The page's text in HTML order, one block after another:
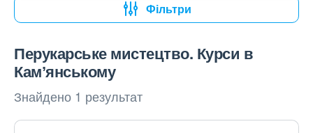
Фільтри
Перукарське мистецтво. Курси в
Камʼянському
Знайдено 1 результат